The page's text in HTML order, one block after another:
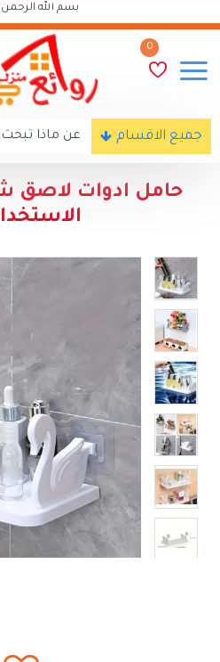
بسم الله الرحمن
0
جميع الاقسام
حامل ادوات لاصق